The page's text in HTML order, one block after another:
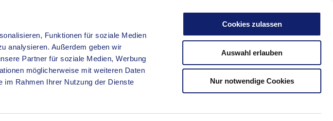
Funktionen für soziale Medien
analysieren. Außerdem geben wir
Partner für soziale Medien, Werbung
möglicherweise mit weiteren Daten
im Rahmen Ihrer Nutzung der Dienste
Cookies zulassen
Auswahl erlauben
Nur notwendige Cookies
WIRTSCHAFT BILDUNG
Kreisverwaltung A-Z